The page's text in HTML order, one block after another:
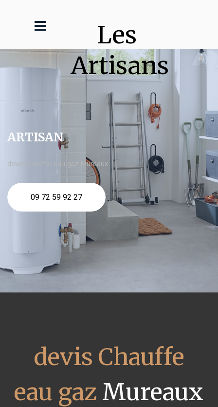
Les
Artisans
ARTISAN
devis Chauffe eau gaz Mureaux
09 72 59 92 27
devis Chauffe
eau gaz Mureaux